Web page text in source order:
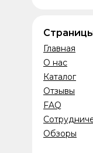
Главная
О нас
Каталог
Отзывы
FAQ
Обзоры